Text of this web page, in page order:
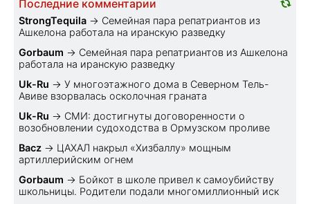
Последние комментарии
StrongTequila → Семейная пара репатриантов из
Ашкелона работала на иранскую разведку
Gorbaum → Семейная пара репатриантов из Ашкелона
работала на иранскую разведку
Uk-Ru → У многоэтажного дома в Северном Тель-
Авиве взорвалась осколочная граната
Uk-Ru → СМИ: достигнуты договоренности о
возобновлении судоходства в Ормузском проливе
Bacz → ЦАХАЛ накрыл «Хизбаллу» мощным
артиллерийским огнем
Gorbaum → Бойкот в школе привел к самоубийству
школьницы. Родители подали многомиллионный иск